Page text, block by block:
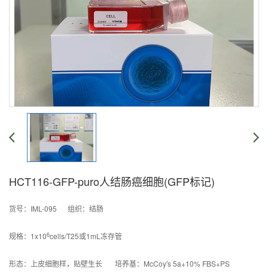
HCT116-GFP-puro人结肠癌细胞(GFP标记)
货号：IML-095 组织：结肠
规格：1x106cells/T25或1mL冻存管
形态：上皮细胞样，贴壁生长 培养基：McCoy's 5a+10% FBS+PS